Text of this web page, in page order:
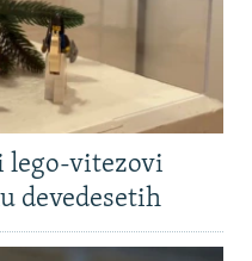
lego-vitezovi
devedesetih